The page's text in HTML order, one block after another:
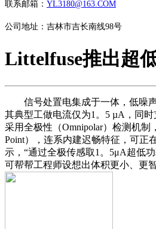
联系邮箱： YL3180@163.COM
公司地址：吉林市吉长南线98号
Littelfuse推出超
信号处置电集成于一体，低噪声
其典型工做电流仅为1。5 µA，同
采用全极性（Omnipolar）检测机
Point），连系内建迟畅特征，可正
示，“通过全极传感取1。5μA超低
可帮帮工程师设想出体积更小、更